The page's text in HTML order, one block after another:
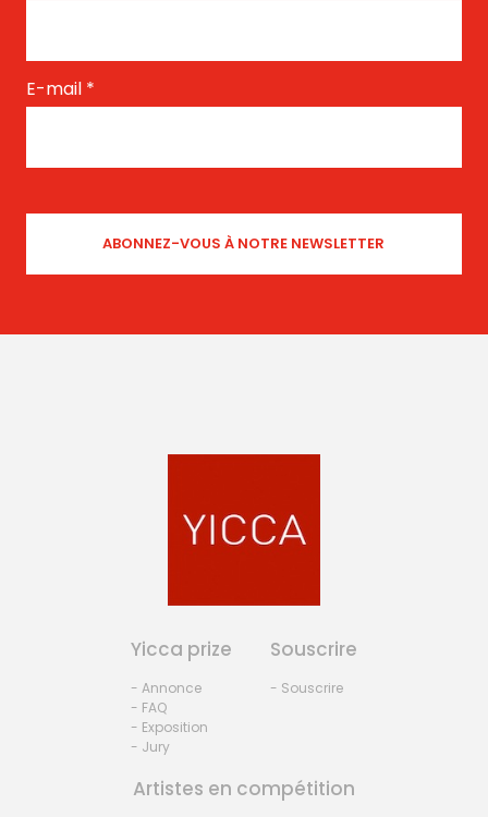
E-mail *
Yicca prize
- Annonce
- FAQ
- Exposition
- Jury
Souscrire
- Souscrire
Artistes en compétition